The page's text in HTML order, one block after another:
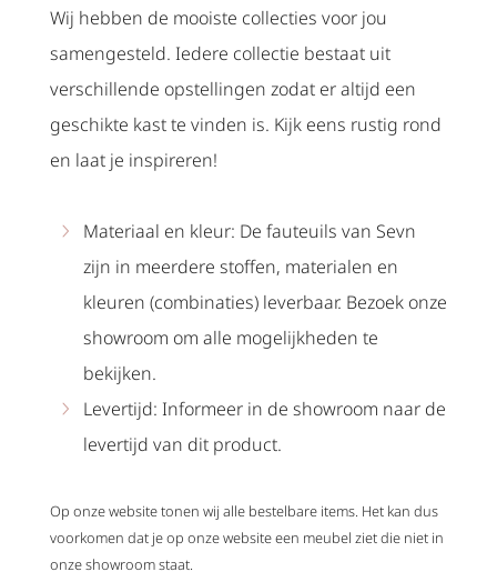
Wij hebben de mooiste collecties voor jou
samengesteld. Iedere collectie bestaat uit
verschillende opstellingen zodat er altijd een
geschikte kast te vinden is. Kijk eens rustig rond
en laat je inspireren!
Materiaal en kleur: De fauteuils van Sevn
zijn in meerdere stoffen, materialen en
kleuren (combinaties) leverbaar. Bezoek onze
showroom om alle mogelijkheden te
bekijken.
Levertijd: Informeer in de showroom naar de
levertijd van dit product.
Op onze website tonen wij alle bestelbare items. Het kan dus
voorkomen dat je op onze website een meubel ziet die niet in
onze showroom staat.